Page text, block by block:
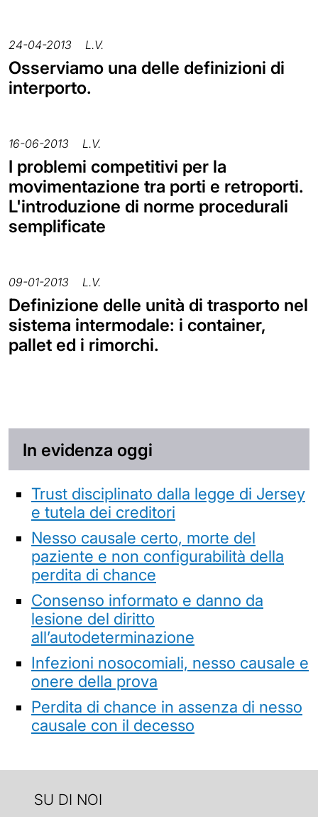
24-04-2013 L.V.
Osserviamo una delle definizioni di
interporto.
16-06-2013 L.V.
I problemi competitivi per la
movimentazione tra porti e retroporti.
L'introduzione di norme procedurali
semplificate
09-01-2013 L.V.
Definizione delle unità di trasporto nel
sistema intermodale: i container,
pallet ed i rimorchi.
In evidenza oggi
Trust disciplinato dalla legge di Jersey
e tutela dei creditori
Nesso causale certo, morte del
paziente e non configurabilità della
perdita di chance
Consenso informato e danno da
lesione del diritto
all’autodeterminazione
Infezioni nosocomiali, nesso causale e
onere della prova
Perdita di chance in assenza di nesso
causale con il decesso
SU DI NOI